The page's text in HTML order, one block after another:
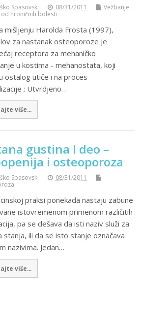
Spasovski 08/31/2011
Vežbanje
hroničnih bolesti
mišljenju Harolda Frosta (1997),
za nastanak osteoporoze je
receptora za mehaničko
u kostima - mehanostata, koji
ostalog utiče i na proces
; Utvrdjeno…
više...
gustina I deo –
i osteoporoza
Spasovski
08/31/2011
praksi ponekada nastaju zabune
istovremenom primenom različitih
pa se dešava da isti naziv služi za
stanja, ili da se isto stanje označava
nazivima. Jedan…
više...